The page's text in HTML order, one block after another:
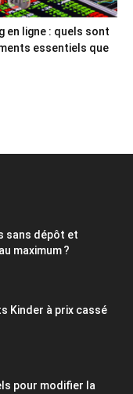
en ligne : quels sont
essentiels que
sans dépôt et
maximum ?
Kinder à prix cassé
pour modifier la